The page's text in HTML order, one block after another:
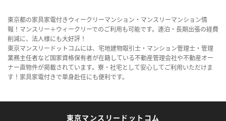
東京都の家具家電付きウィークリーマンション・マンスリーマンション情
報！マンスリー＋ウィークリーでのご利用も可能です。連泊・長期出張の経費
削減に、法人様にも大好評！
東京マンスリードットコムには、宅地建物取引士・マンション管理士・管理
業務主任者など国家資格保有者が在籍している不動産管理会社や不動産オー
ナー直物件が掲載されています。寮・社宅として安心してご利用いただけま
す！家具家電付きで単身赴任にも便利です。
東京マンスリードットコム